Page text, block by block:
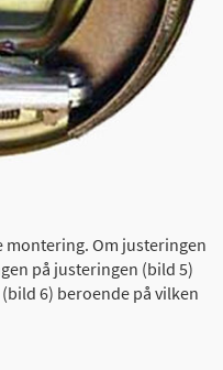
montering. Om justeringen
på justeringen (bild 5)
6) beroende på vilken